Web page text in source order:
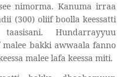
nimorma. Kanuma irraa
(300) oliif boolla keessatti
Hundarrayyuu
bakki awwaala fanno
malee lafa keessa miti.